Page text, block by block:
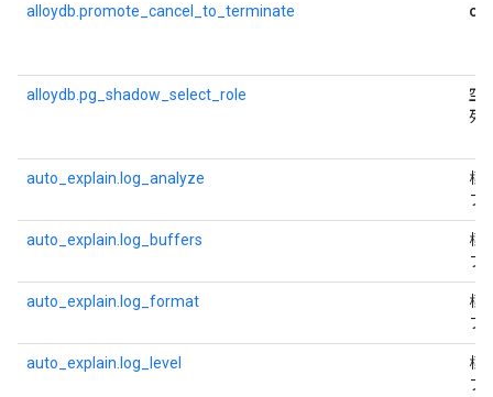
alloydb.promote_cancel_to_terminate
alloydb.pg_shadow_select_role
空
列
auto_explain.log_analyze
標
フ
auto_explain.log_buffers
標
フ
auto_explain.log_format
標
フ
auto_explain.log_level
標
フ